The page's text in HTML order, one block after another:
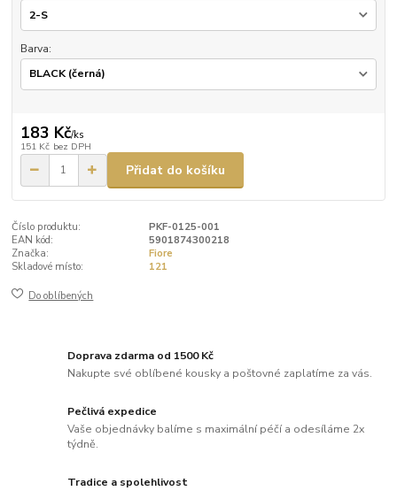
Barva:
183 Kč/ks
151 Kč bez DPH
Přidat do košíku
Číslo produktu:
PKF-0125-001
EAN kód:
5901874300218
Značka:
Fiore
Skladové místo:
121
Do oblíbených
Doprava zdarma od 1500 Kč
Nakupte své oblíbené kousky a poštovné zaplatíme za vás.
Pečlivá expedice
Vaše objednávky balíme s maximální péčí a odesíláme 2x
týdně.
Tradice a spolehlivost